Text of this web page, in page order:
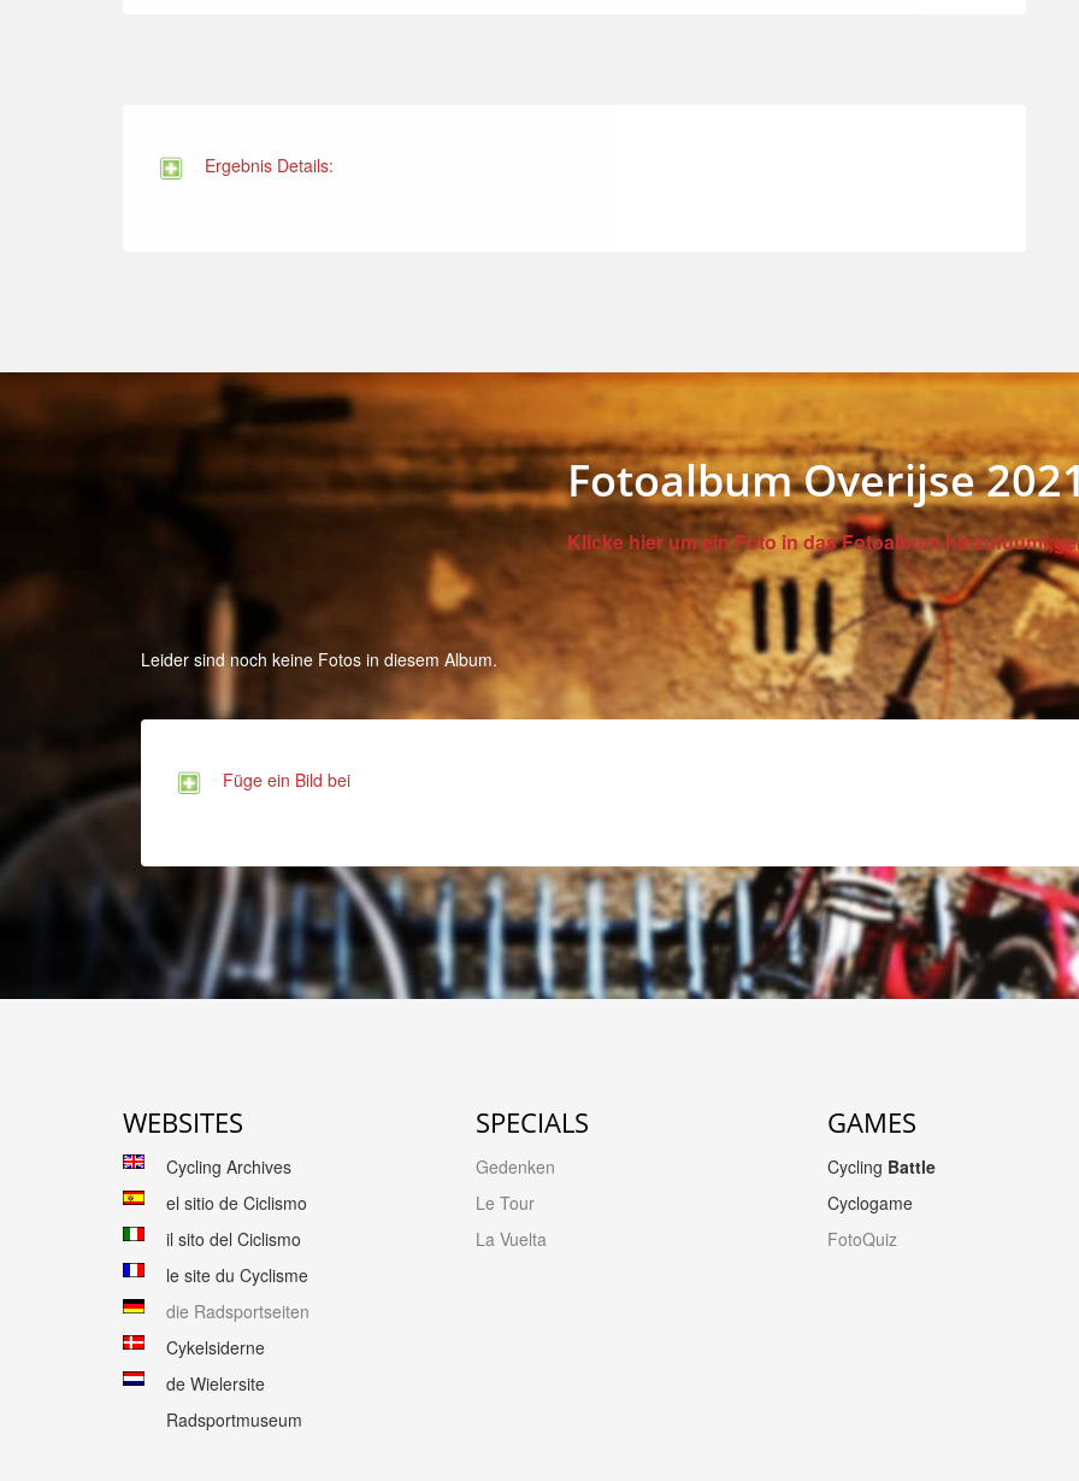
Ergebnis Details:
Fotoalbum Overijse
Klicke hier um ein Foto in das Fotoalbum
Leider sind noch keine Fotos in diesem Album.
Füge ein Bild bei
WEBSITES
Cycling Archives
el sitio de Ciclismo
il sito del Ciclismo
le site du Cyclisme
die Radsportseiten
Cykelsiderne
de Wielersite
Radsportmuseum
SPECIALS
Gedenken
Le Tour
La Vuelta
GAMES
Cycling Battle
Cyclogame
FotoQuiz